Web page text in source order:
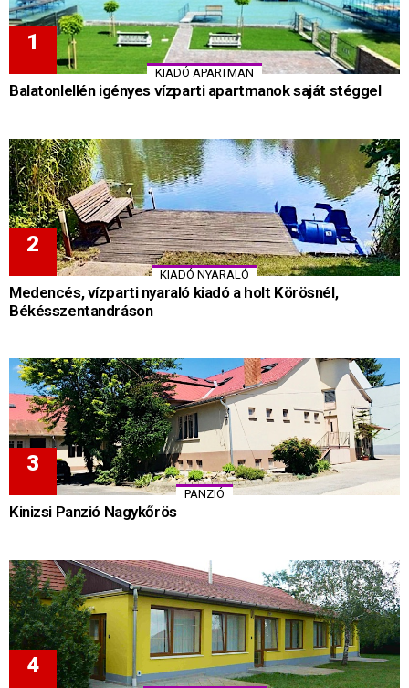
KIADÓ APARTMAN
Balatonlellén igényes vízparti apartmanok saját stéggel
KIADÓ NYARALÓ
Medencés, vízparti nyaraló kiadó a holt Körösnél,
Békésszentandráson
PANZIÓ
Kinizsi Panzió Nagykőrös